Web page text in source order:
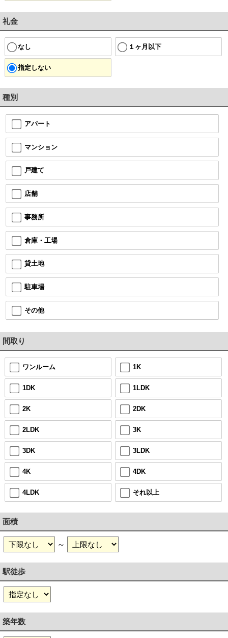
礼金
なし １ヶ月以下
指定しない
種別
アパート
マンション
戸建て
店舗
事務所
倉庫・工場
貸土地
駐車場
その他
間取り
ワンルーム 1K
1DK 1LDK
2K 2DK
2LDK 3K
3DK 3LDK
4K 4DK
4LDK それ以上
面積
～
駅徒歩
築年数